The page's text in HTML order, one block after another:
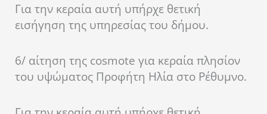
Για την κεραία αυτή υπήρχε θετική
εισήγηση της υπηρεσίας του δήμου.
6/ αίτηση της cosmote για κεραία πλησίον
του υψώματος Προφήτη Ηλία στο Ρέθυμνο.